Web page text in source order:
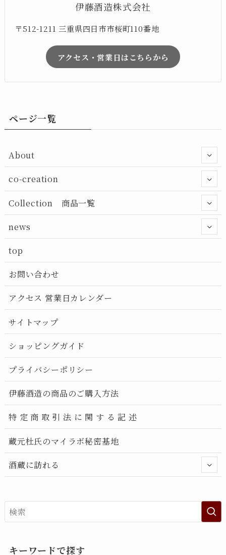
伊藤酒造株式会社
〒512-1211 三重県四日市市桜町110番地
アクセス・営業日はこちらから
ページ一覧
About
co-creation
Collection 商品一覧
news
top
お問い合わせ
アクセス 営業日カレンダー
サイトマップ
ショッピングガイド
プライバシーポリシー
伊藤酒造の商品のご購入方法
特 定 商 取 引 法 に 関 す る 記 述
蔵元杜氏のマイラボ秘密基地
酒蔵に訪れる
キーワードで探す